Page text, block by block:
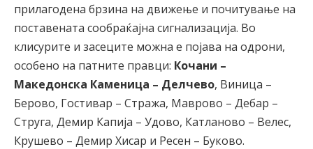
прилагодена брзина на движење и почитување на
поставената сообраќајна сигнализација. Во
клисурите и засеците можна е појава на одрони,
особено на патните правци: Кочани –
Македонска Каменица – Делчево, Виница –
Берово, Гостивар – Стража, Маврово – Дебар –
Струга, Демир Капија – Удово, Катланово – Велес,
Крушево – Демир Хисар и Ресен – Буково.